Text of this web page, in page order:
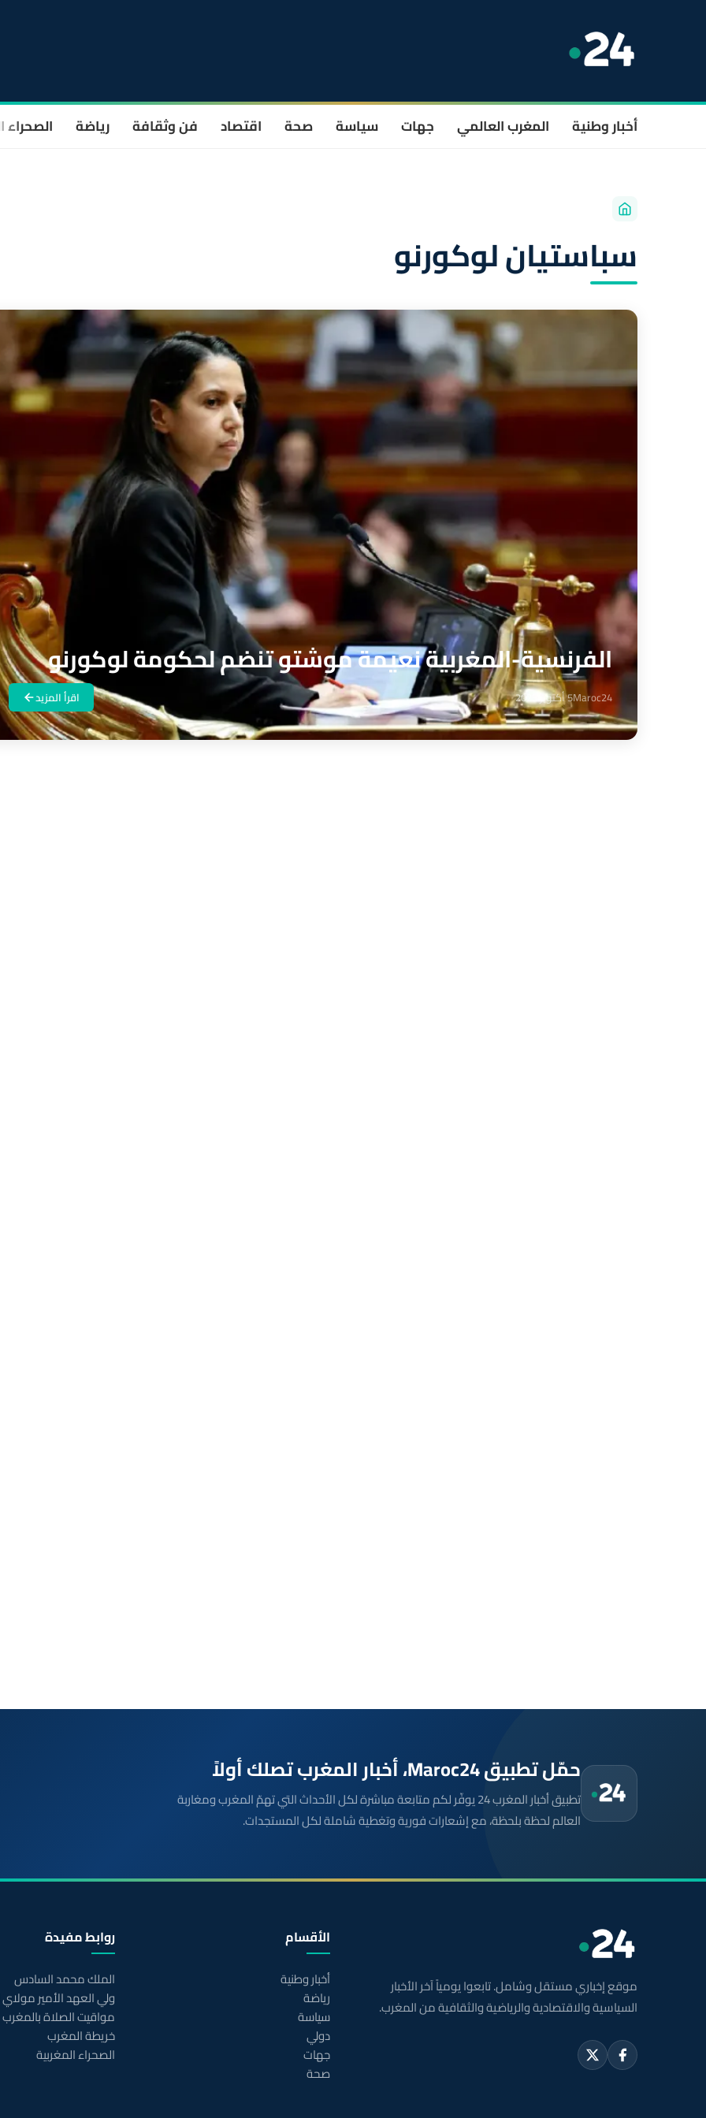
أخبار وطنية المغرب العالمي جهات سياسة صحة اقتصاد فن وثقافة رياضة الصحراء
سباستيان لوكورنو
الفرنسية-المغربية نعيمة موشتو تنضم لحكومة لوكورنو
Maroc245 أكتوبر 2025 اقرأ المزيد
حمّل تطبيق Maroc24، أخبار المغرب تصلك أولاً
تطبيق أخبار المغرب 24 يوفّر لكم متابعة مباشرة لكل الأحداث التي تهمّ المغرب ومغاربة
العالم لحظة بلحظة، مع إشعارات فورية وتغطية شاملة لكل المستجدات.
موقع إخباري مستقل وشامل. تابعوا يومياً آخر الأخبار
السياسية والاقتصادية والرياضية والثقافية من المغرب.
الأقسام
أخبار وطنية
رياضة
سياسة
دولي
جهات
صحة
روابط مفيدة
الملك محمد السادس
ولي العهد الأمير
مواقيت الصلاة بالمغرب
خريطة المغرب
الصحراء المغربية